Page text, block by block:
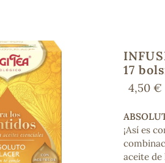
peso
de plantas
emocional
17
4,50 €
¡Así es
aceite